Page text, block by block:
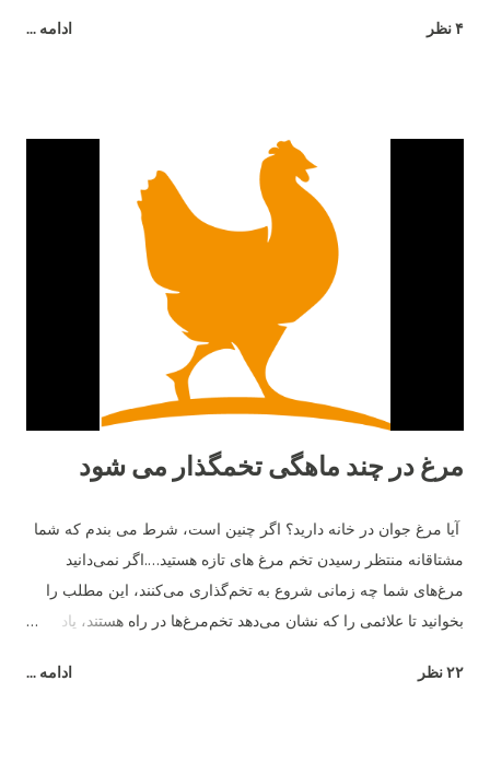
۴ نظر ادامه ...
مرغ در چند ماهگی تخمگذار می شود
آیا مرغ جوان در خانه دارید؟ اگر چنین است، شرط می بندم که شما
مشتاقانه منتظر رسیدن تخم مرغ های تازه هستید….اگر نمی‌دانید
مرغ‌های شما چه زمانی شروع به تخم‌گذاری می‌کنند، این مطلب را
بخوانید تا علائمی را که نشان می‌دهد تخم‌مرغ‌ها در راه هستند، یاد
می‌کنند، چگونگی نقش نژاد و چند نشانه مبنی بر اینکه تخم‌ها در راه
۲۲ نظر ادامه ...